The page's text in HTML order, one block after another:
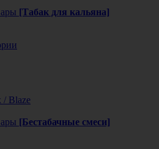
[Табак для кальяна]
/ Blaze
[Бестабачные смеси]